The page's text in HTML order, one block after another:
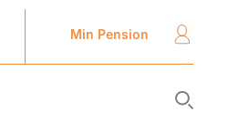
Min Pension